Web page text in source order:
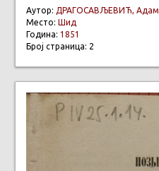
Аутор: ДРАГОСАВЉЕВИЋ, Адам
Место: Шид
Година: 1851
Број страница: 2